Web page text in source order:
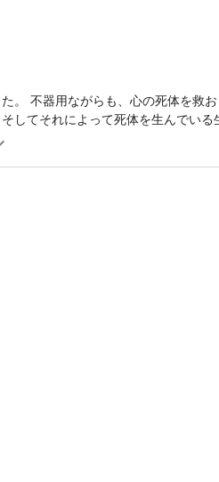
。 不器用ながらも、心の死体を救
してそれによって死体を生んでいる
サイトの奥に潜む「放課後の嘘つ